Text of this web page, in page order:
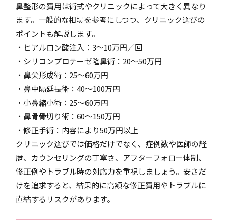
鼻整形の費用は術式やクリニックによって大きく異なり
ます。一般的な相場を参考にしつつ、クリニック選びの
ポイントも解説します。
・ヒアルロン酸注入：3～10万円／回
・シリコンプロテーゼ隆鼻術：20～50万円
・鼻尖形成術：25～60万円
・鼻中隔延長術：40～100万円
・小鼻縮小術：25～60万円
・鼻骨骨切り術：60～150万円
・修正手術：内容により50万円以上
クリニック選びでは価格だけでなく、症例数や医師の経
歴、カウンセリングの丁寧さ、アフターフォロー体制、
修正例やトラブル時の対応力を重視しましょう。安さだ
けを追求すると、結果的に高額な修正費用やトラブルに
直結するリスクがあります。